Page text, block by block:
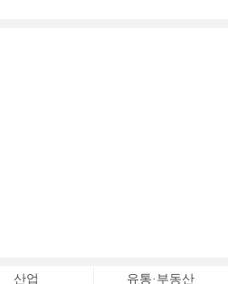
산업 유통·부동산